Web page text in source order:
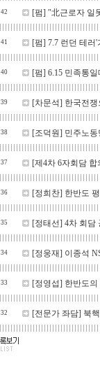
42 [펌] ″北근로자 일
41 [펌] 7.7 런던 테러
40 [펌] 6.15 민족통
39 [차문석] 한국전쟁
38 [조덕원] 민주노동
37 [제4차 6자회담 합
36 [정희찬] 한반도
35 [정태선] 4차 회담
34 [정웅재] 이종석
33 [정영섭] 한반도의
32 [전문가 좌담] 북